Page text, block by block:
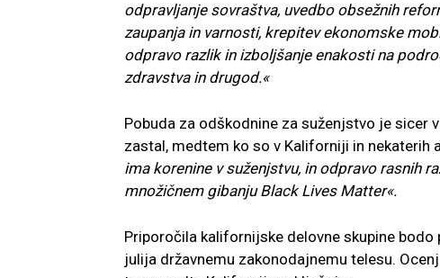
odpravljanje sovraštva, uvedbo obsežnih
zaupanja in varnosti, krepitev ekonomske
odpravo razlik in izboljšanje enakosti na
zdravstva in drugod.«
Pobuda za odškodnine za suženjstvo je sicer
zastal, medtem ko so v Kaliforniji in nekaterih
ima korenine v suženjstvu, in odpravo rasnih
množičnem gibanju Black Lives Matter«.
Priporočila kalifornijske delovne skupine
julija državnemu zakonodajnemu telesu.